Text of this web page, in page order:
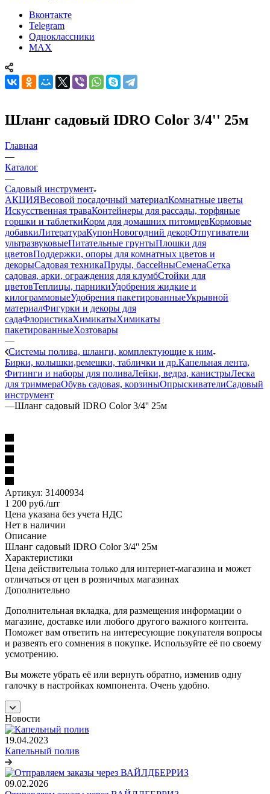
Вконтакте
Telegram
Одноклассники
MAX
Шланг садовый IDRO Color 3/4'' 25м
Главная
—
Каталог
—
Садовый инструмент
АКЦИЯВесовой посадочный материалКомнатные цветы
Искусственная траваКонтейнеры для рассады, торфяные
горшки и таблеткиКорм для домашних питомцевКормовые
добавкиЛитератураКупонНовогодний декорОтпугиватели
ультразвуковыеПитательные грунтыПлошки для
цветовПоддержки, опоры для комнатных цветов и
декорыСадовая техникаПруды, бассейныСеменаСетка
садовая, арки, ограждения для клумбСтойки для
цветовТеплицы, парникиУдобрения жидкие и
килограммовыеУдобрения пакетированныеУкрывной
материалФигурки и декоры для
садаФлористикаХимикатыХимикаты
пакетированныеХозтовары
—
Системы полива, шланги, комплектующие к ним
Бирки, колышки,ремешки, таблички и др.Капельная лента,
Фитинги и наборы для поливаЛейки, ведра, канистрыЛеска
для триммераОбувь садовая, корзиныОпрыскивателиСадовый
инструмент
—Шланг садовый IDRO Color 3/4'' 25м
Артикул: 31400934
1 200 руб./шт
Цена указана без учета НДС
Нет в наличии
Описание
Шланг садовый IDRO Color 3/4'' 25м
Характеристики
Цена действительна только для интернет-магазина и может
отличаться от цен в розничных магазинах
Дополнительно
Дополнительная вкладка, для размещения информации о
магазине, доставке или любого другого важного контента.
Поможет вам ответить на интересующие покупателя вопросы
и развеять его сомнения в покупке. Используйте её по своему
усмотрению.
Вы можете убрать её или вернуть обратно, изменив одну
галочку в настройках компонента. Очень удобно.
Новости
19.04.2023
Капельный полив
09.02.2026